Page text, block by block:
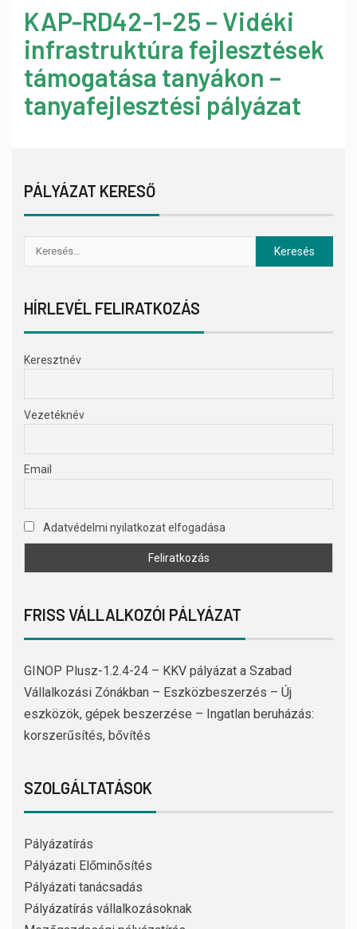
KAP-RD42-1-25 – Vidéki
infrastruktúra fejlesztések
támogatása tanyákon –
tanyafejlesztési pályázat
PÁLYÁZAT KERESŐ
HÍRLEVÉL FELIRATKOZÁS
Keresztnév
Vezetéknév
Email
Adatvédelmi nyilatkozat elfogadása
FRISS VÁLLALKOZÓI PÁLYÁZAT
GINOP Plusz-1.2.4-24 – KKV pályázat a Szabad
Vállalkozási Zónákban – Eszközbeszerzés – Új
eszközök, gépek beszerzése – Ingatlan beruházás:
korszerűsítés, bővítés
SZOLGÁLTATÁSOK
Pályázatírás
Pályázati Előminősítés
Pályázati tanácsadás
Pályázatírás vállalkozásoknak